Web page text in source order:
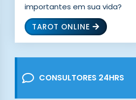
importantes em sua vida?
TAROT ONLINE
CONSULTORES 24HRS